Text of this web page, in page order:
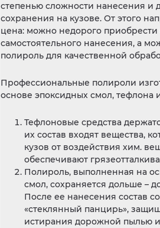
степенью сложности нанесения и
сохранения на кузове. От этого
цена: можно недорого приобрести
самостоятельного нанесения, а
полироль для качественной
Профессиональные полироли
основе эпоксидных смол, тефлона
Тефлоновые средства
их состав входят вещества,
кузов от воздействия хим.
обеспечивают
Полироль, выполненная на
смол, сохраняется дольше –
После ее нанесения состав
«стеклянный панцирь»,
истирания дорожной пылью